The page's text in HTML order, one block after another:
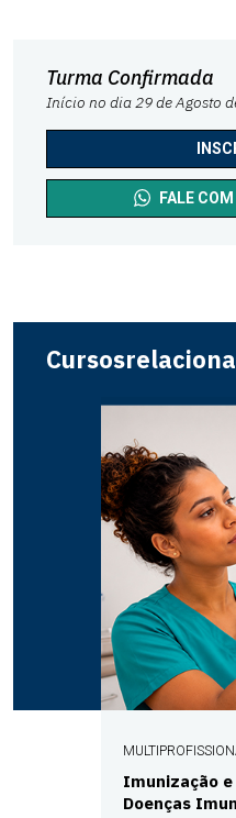
Turma Confirmada
Início no dia 29 de Agosto
FALE
Cursos
Imunização
Doenças